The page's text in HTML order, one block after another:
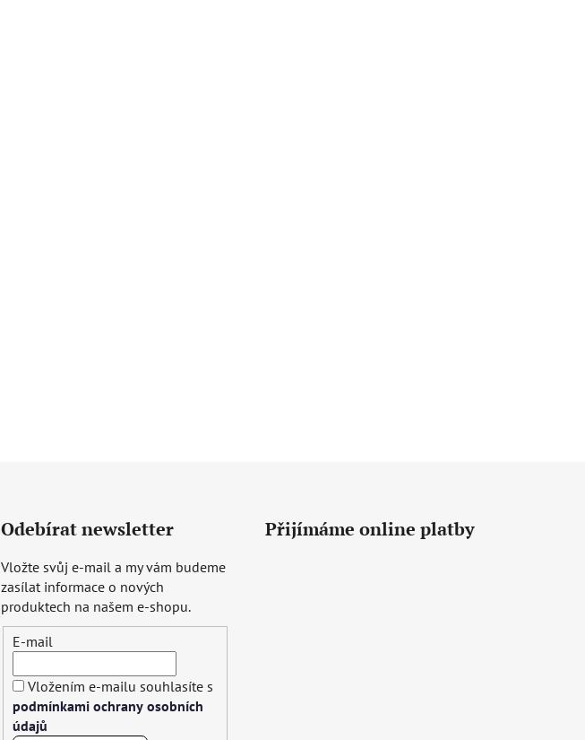
Odebírat newsletter
Vložte svůj e-mail a my vám budeme
zasílat informace o nových
produktech na našem e-shopu.
E-mail
Vložením e-mailu souhlasíte s
podmínkami ochrany osobních
údajů
Přijímáme online platby